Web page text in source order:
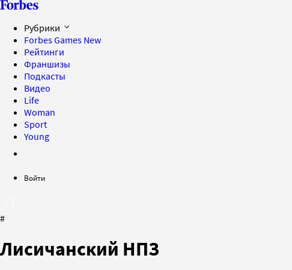
Рубрики
Forbes Games New
Рейтинги
Франшизы
Подкасты
Видео
Life
Woman
Sport
Young
Войти
#
Лисичанский НПЗ